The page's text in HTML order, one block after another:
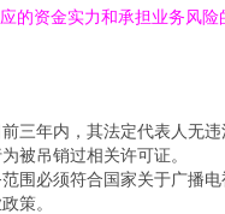
的资金实力和承担业务风险
三年内，其法定代表人无违
被吊销过相关许可证。
围必须符合国家关于广播电
策。